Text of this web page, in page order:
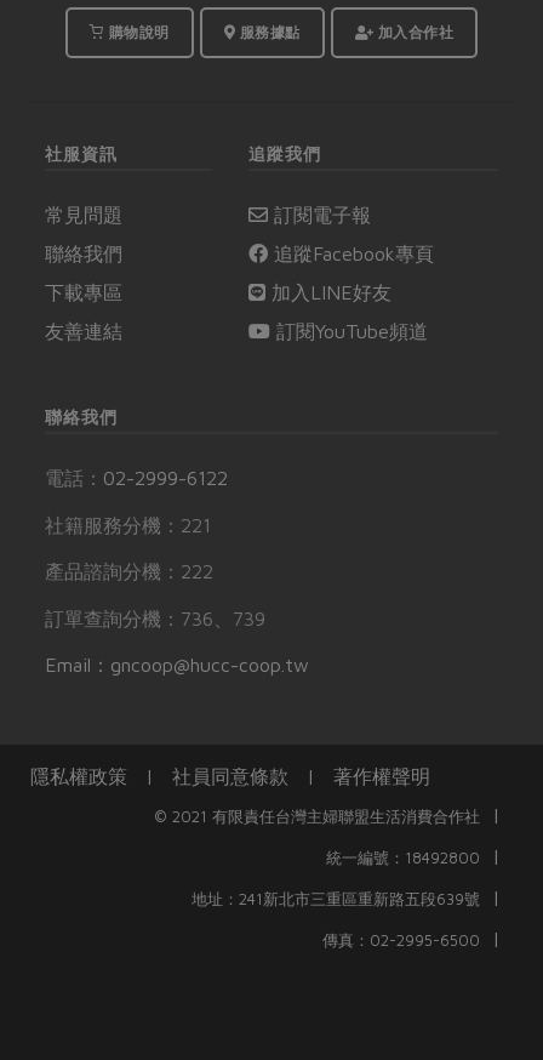
購物說明 服務據點 加入合作社
社服資訊
常見問題
聯絡我們
下載專區
友善連結
追蹤我們
訂閱電子報
追蹤Facebook專頁
加入LINE好友
訂閱YouTube頻道
聯絡我們
電話： 02-2999-6122
社籍服務分機：221
產品諮詢分機：222
訂單查詢分機：736、739
Email：gncoop@hucc-coop.tw
隱私權政策 | 社員同意條款 | 著作權聲明
© 2021 有限責任台灣主婦聯盟生活消費合作社 |
統一編號：18492800 |
地址：241新北市三重區重新路五段639號 |
傳真：02-2995-6500 |